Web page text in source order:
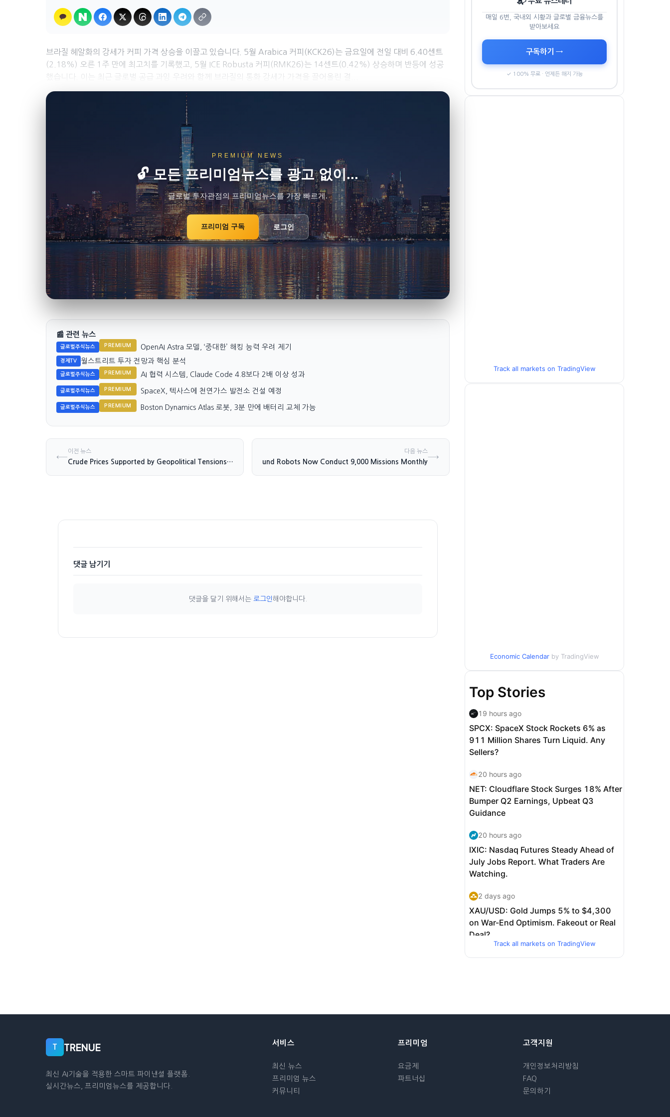
브라질 헤알화의 강세가 커피 가격 상승을 이끌고 있습니다. 5월 Arabica 커피(KCK26)는 금요일에 전일 대비 6.40센트
(2.18%) 오른 1주 만에 최고치를 기록했고, 5월 ICE Robusta 커피(RMK26)는 14센트(0.42%) 상승하며 반등에 성공
했습니다. 이는 최근 글로벌 공급 과잉 우려와 함께 브라질의 통화 강세가 가격을 끌어올린 결...
PREMIUM NEWS
🔓 모든 프리미엄뉴스를 광고 없이...
글로벌 투자관점의 프리미엄뉴스를 가장 빠르게.
프리미엄 구독 로그인
📰 관련 뉴스
글로벌주식뉴스 PREMIUM OpenAI Astra 모델, ‘중대한’ 해킹 능력 우려 제기
경제TV 월스트리트 투자 전망과 핵심 분석
글로벌주식뉴스 PREMIUM AI 협력 시스템, Claude Code 4.8보다 2배 이상 성과
글로벌주식뉴스 PREMIUM SpaceX, 텍사스에 천연가스 발전소 건설 예정
글로벌주식뉴스 PREMIUM Boston Dynamics Atlas 로봇, 3분 만에 배터리 교체 가능
←이전 뉴스
Crude Prices Supported by Geopolitical Tensions and Supply Disruptions
다음 뉴스
Ukraine Ground Robots Now Conduct 9,000 Missions Monthly→
댓글 남기기
댓글을 달기 위해서는 로그인 해야합니다.
매일 6번, 국내외 시황과 글로벌 금융뉴스를
받아보세요
구독하기 →
✓ 100% 무료 · 언제든 해지 가능
Track all markets on TradingView
Economic Calendar by TradingView
Track all markets on TradingView
T TRENUE
최신 AI기술을 적용한 스마트 파이낸셜 플랫폼.
실시간뉴스, 프리미엄뉴스를 제공합니다.
서비스
최신 뉴스
프리미엄 뉴스
커뮤니티
프리미엄
요금제
파트너십
고객지원
개인정보처리방침
FAQ
문의하기